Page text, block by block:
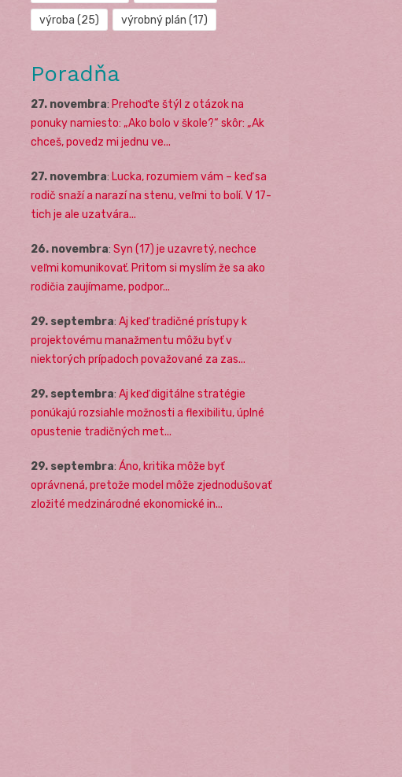
výroba (25) výrobný plán (17)
Poradňa
27. novembra: Prehoďte štýl z otázok na
ponuky namiesto: „Ako bolo v škole?“ skôr: „Ak
chceš, povedz mi jednu ve...
27. novembra: Lucka, rozumiem vám – keď sa
rodič snaží a narazí na stenu, veľmi to bolí. V 17-
tich je ale uzatvára...
26. novembra: Syn (17) je uzavretý, nechce
veľmi komunikovať. Pritom si myslím že sa ako
rodičia zaujímame, podpor...
29. septembra: Aj keď tradičné prístupy k
projektovému manažmentu môžu byť v
niektorých prípadoch považované za zas...
29. septembra: Aj keď digitálne stratégie
ponúkajú rozsiahle možnosti a flexibilitu, úplné
opustenie tradičných met...
29. septembra: Áno, kritika môže byť
oprávnená, pretože model môže zjednodušovať
zložité medzinárodné ekonomické in...